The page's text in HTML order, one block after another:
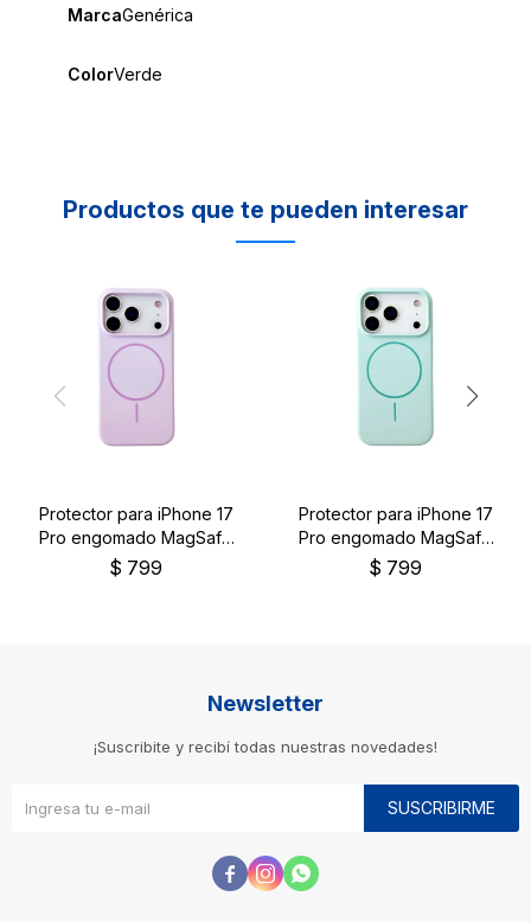
MarcaGenérica
ColorVerde
Productos que te pueden interesar
Protector para iPhone 17
Pro engomado MagSafe
color lila
$ 799
Protector para iPhone 17
Pro engomado MagSafe
color verde
$ 799
Newsletter
¡Suscribite y recibí todas nuestras novedades!
SUSCRIBIRME
  